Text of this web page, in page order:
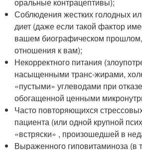
Соблюдения жестких голодных
диет (даже если такой фактор
вашем биографическом
отношения к вам);
Некорректного питания
насыщенными транс-жирами,
«пустыми» углеводами при
обогащенной ценными
Часто повторяющихся
пациента (или одной крупной
«встряски» , произошедшей в
Выраженного гиповитаминоза (в